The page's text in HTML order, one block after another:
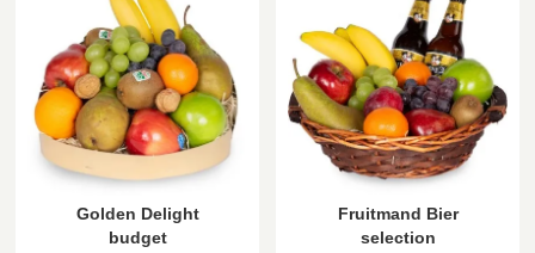
Golden Delight
budget
Fruitmand Bier
selection